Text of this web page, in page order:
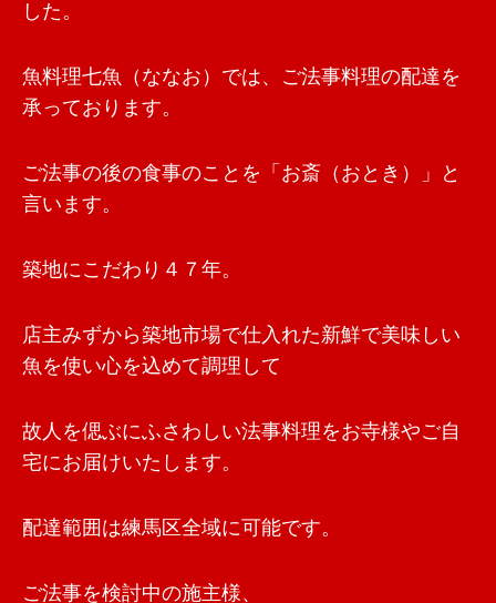
した。
魚料理七魚（ななお）では、ご法事料理の配達を
承っております。
ご法事の後の食事のことを「お斎（おとき）」と
言います。
築地にこだわり４７年。
店主みずから築地市場で仕入れた新鮮で美味しい
魚を使い心を込めて調理して
故人を偲ぶにふさわしい法事料理をお寺様やご自
宅にお届けいたします。
配達範囲は練馬区全域に可能です。
ご法事を検討中の施主様、